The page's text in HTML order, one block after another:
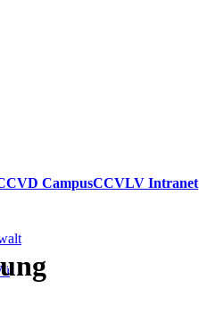
CampusCCVLV Intranet